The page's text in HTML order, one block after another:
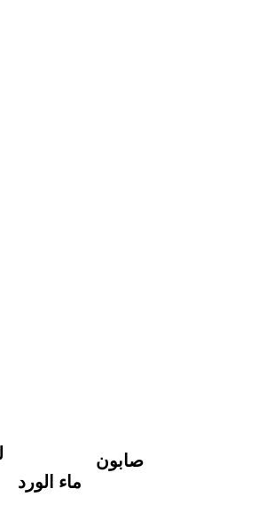
ماء الورد
صابون